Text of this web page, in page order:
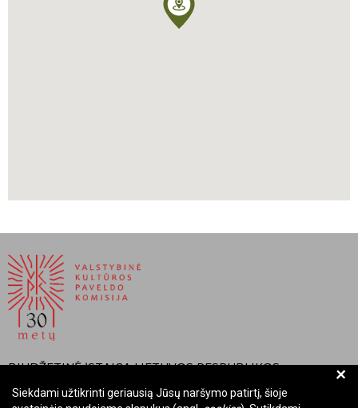
Vitkauskaitė, Dalia, Lietuvos paveldo Ukrainoje inventorinis
BIUDŽETINĖ ĮSTAIGA LIETUVOS RESPUBLIKOS
VALSTYBINĖ KULTŪROS PAVELDO KOMISIJA
+
Siekdami užtikrinti geriausią Jūsų naršymo patirtį, šioje